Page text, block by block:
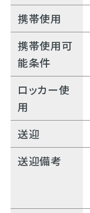
携帯使用
携帯使用可
能条件
ロッカー使
用
送迎
送迎備考